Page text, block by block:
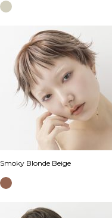
Smoky Blonde Beige